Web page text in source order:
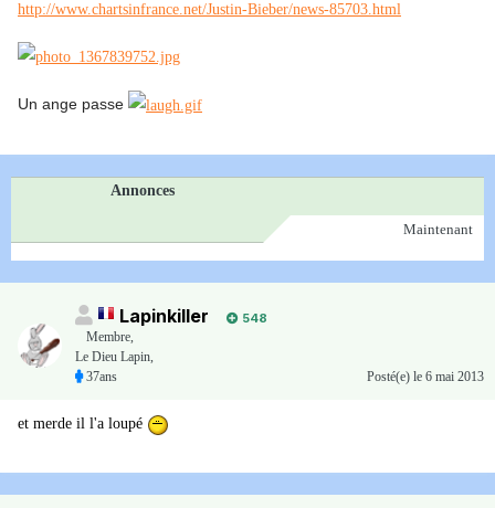
http://www.chartsinfrance.net/Justin-Bieber/news-85703.html
Un ange passe
Annonces
Maintenant
Lapinkiller
548
Membre,
Le Dieu Lapin,
37ans
Posté(e) le 6 mai 2013
et merde il l'a loupé